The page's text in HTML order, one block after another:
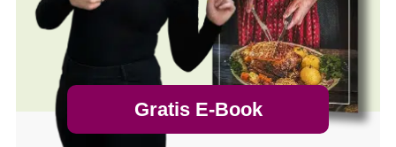
Gratis E-Book